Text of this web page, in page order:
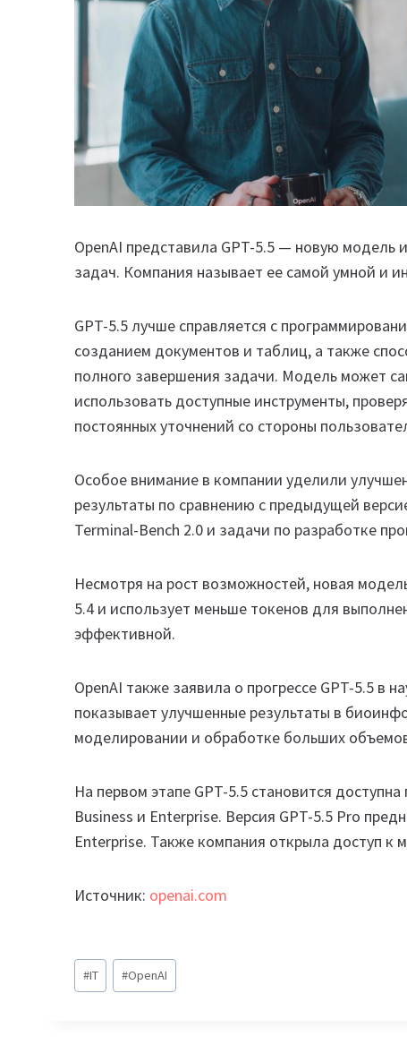
OpenAI представила GPT-5.5 — новую модель
задач. Компания называет ее самой умной и
GPT-5.5 лучше справляется с
созданием документов и таблиц, а также
полного завершения задачи. Модель может
использовать доступные инструменты,
постоянных уточнений со стороны
Особое внимание в компании уделили
результаты по сравнению с предыдущей
Terminal-Bench 2.0 и задачи по разработке
Несмотря на рост возможностей, новая
5.4 и использует меньше токенов для
эффективной.
OpenAI также заявила о прогрессе GPT-5.5 в
показывает улучшенные результаты в
моделировании и обработке больших
На первом этапе GPT-5.5 становится
Business и Enterprise. Версия GPT-5.5 Pro
Enterprise. Также компания открыла доступ к
Источник: openai.com
Метки
записи:
#IT #OpenAI